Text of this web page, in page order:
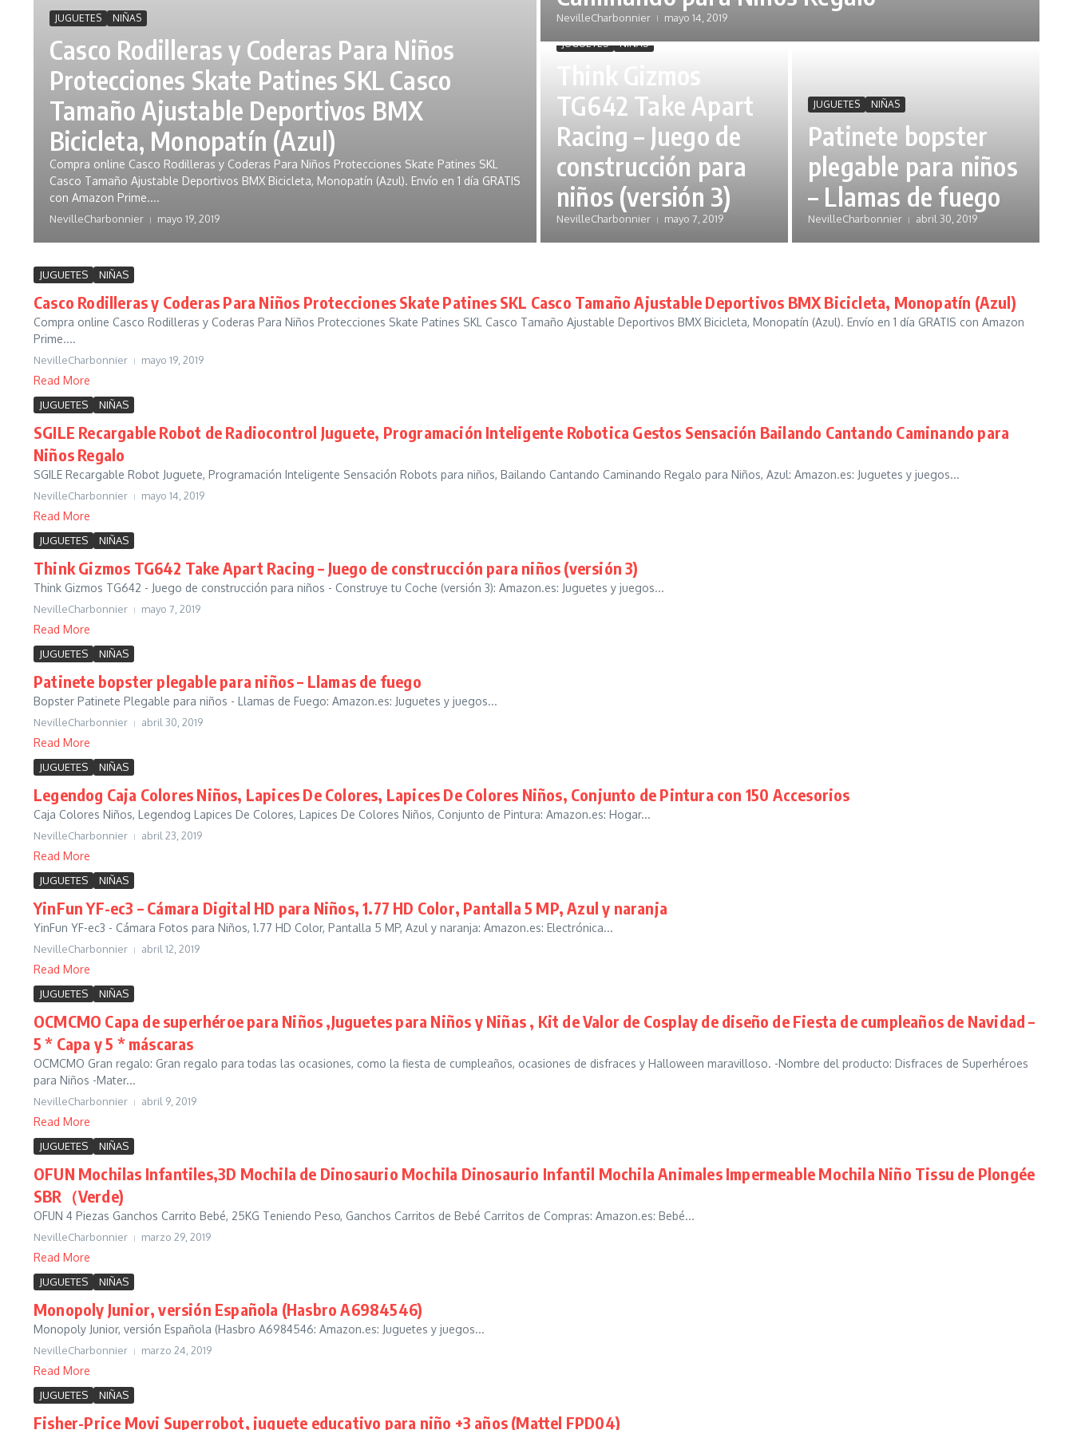
JUGUETES NIÑAS
Casco Rodilleras y Coderas Para Niños
Protecciones Skate Patines SKL Casco
Tamaño Ajustable Deportivos BMX
Bicicleta, Monopatín (Azul)
Compra online Casco Rodilleras y Coderas Para Niños Protecciones Skate Patines SKL
Casco Tamaño Ajustable Deportivos BMX Bicicleta, Monopatín (Azul). Envío en 1 día GRATIS
con Amazon Prime....
NevilleCharbonnier mayo 19, 2019
NevilleCharbonnier mayo 14, 2019
JUGUETES NIÑAS
Think Gizmos
TG642 Take Apart
Racing – Juego de
construcción para
niños (versión 3)
NevilleCharbonnier mayo 7, 2019
JUGUETES NIÑAS
Patinete bopster
plegable para niños
– Llamas de fuego
NevilleCharbonnier abril 30, 2019
JUGUETES NIÑAS
Casco Rodilleras y Coderas Para Niños Protecciones Skate Patines SKL Casco Tamaño Ajustable Deportivos BMX Bicicleta, Monopatín (Azul)
Compra online Casco Rodilleras y Coderas Para Niños Protecciones Skate Patines SKL Casco Tamaño Ajustable Deportivos BMX Bicicleta, Monopatín (Azul). Envío en 1 día GRATIS con Amazon
Prime....
NevilleCharbonnier mayo 19, 2019
Read More
JUGUETES NIÑAS
SGILE Recargable Robot de Radiocontrol Juguete, Programación Inteligente Robotica Gestos Sensación Bailando Cantando Caminando para
Niños Regalo
SGILE Recargable Robot Juguete, Programación Inteligente Sensación Robots para niños, Bailando Cantando Caminando Regalo para Niños, Azul: Amazon.es: Juguetes y juegos...
NevilleCharbonnier mayo 14, 2019
Read More
JUGUETES NIÑAS
Think Gizmos TG642 Take Apart Racing – Juego de construcción para niños (versión 3)
Think Gizmos TG642 - Juego de construcción para niños - Construye tu Coche (versión 3): Amazon.es: Juguetes y juegos...
NevilleCharbonnier mayo 7, 2019
Read More
JUGUETES NIÑAS
Patinete bopster plegable para niños – Llamas de fuego
Bopster Patinete Plegable para niños - Llamas de Fuego: Amazon.es: Juguetes y juegos...
NevilleCharbonnier abril 30, 2019
Read More
JUGUETES NIÑAS
Legendog Caja Colores Niños, Lapices De Colores, Lapices De Colores Niños, Conjunto de Pintura con 150 Accesorios
Caja Colores Niños, Legendog Lapices De Colores, Lapices De Colores Niños, Conjunto de Pintura: Amazon.es: Hogar...
NevilleCharbonnier abril 23, 2019
Read More
JUGUETES NIÑAS
YinFun YF-ec3 – Cámara Digital HD para Niños, 1.77 HD Color, Pantalla 5 MP, Azul y naranja
YinFun YF-ec3 - Cámara Fotos para Niños, 1.77 HD Color, Pantalla 5 MP, Azul y naranja: Amazon.es: Electrónica...
NevilleCharbonnier abril 12, 2019
Read More
JUGUETES NIÑAS
OCMCMO Capa de superhéroe para Niños ,Juguetes para Niños y Niñas , Kit de Valor de Cosplay de diseño de Fiesta de cumpleaños de Navidad –
5 * Capa y 5 * máscaras
OCMCMO Gran regalo: Gran regalo para todas las ocasiones, como la fiesta de cumpleaños, ocasiones de disfraces y Halloween maravilloso. -Nombre del producto: Disfraces de Superhéroes
para Niños -Mater...
NevilleCharbonnier abril 9, 2019
Read More
JUGUETES NIÑAS
OFUN Mochilas Infantiles,3D Mochila de Dinosaurio Mochila Dinosaurio Infantil Mochila Animales Impermeable Mochila Niño Tissu de Plongée
SBR（Verde)
OFUN 4 Piezas Ganchos Carrito Bebé, 25KG Teniendo Peso, Ganchos Carritos de Bebé Carritos de Compras: Amazon.es: Bebé...
NevilleCharbonnier marzo 29, 2019
Read More
JUGUETES NIÑAS
Monopoly Junior, versión Española (Hasbro A6984546)
Monopoly Junior, versión Española (Hasbro A6984546: Amazon.es: Juguetes y juegos...
NevilleCharbonnier marzo 24, 2019
Read More
JUGUETES NIÑAS
Fisher-Price Movi Superrobot, juguete educativo para niño +3 años (Mattel FPD04)